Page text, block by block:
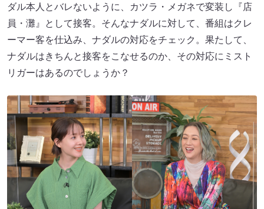
ダル本人とバレないように、カツラ・メガネで変装し『店
員・灘』として接客。そんなナダルに対して、番組はクレ
ーマー客を仕込み、ナダルの対応をチェック。果たして、
ナダルはきちんと接客をこなせるのか、その対応にミスト
リガーはあるのでしょうか？